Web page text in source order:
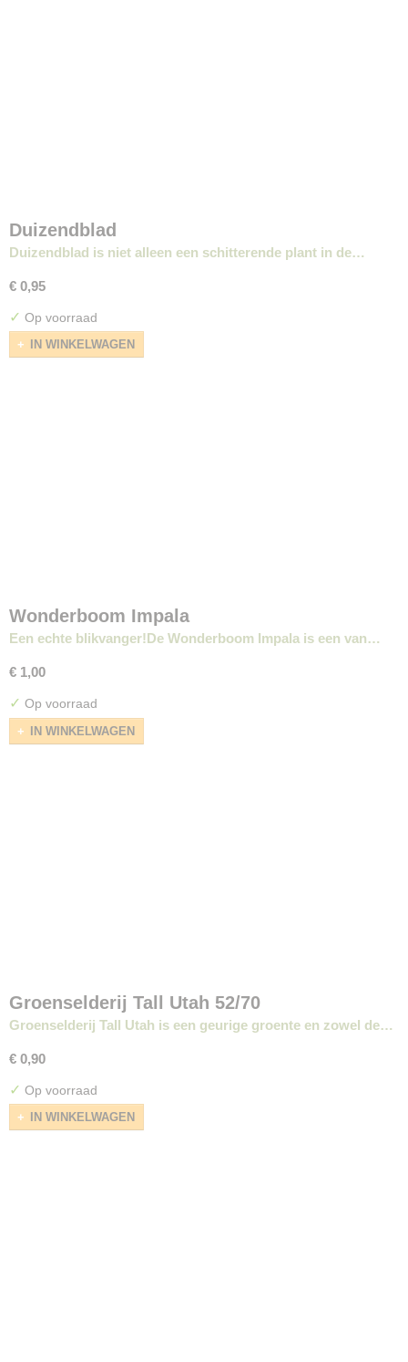
Duizendblad
Duizendblad is niet alleen een schitterende plant in de…
€ 0,95
✓ Op voorraad
IN WINKELWAGEN
Wonderboom Impala
Een echte blikvanger!De Wonderboom Impala is een van…
€ 1,00
✓ Op voorraad
IN WINKELWAGEN
Groenselderij Tall Utah 52/70
Groenselderij Tall Utah is een geurige groente en zowel de…
€ 0,90
✓ Op voorraad
IN WINKELWAGEN